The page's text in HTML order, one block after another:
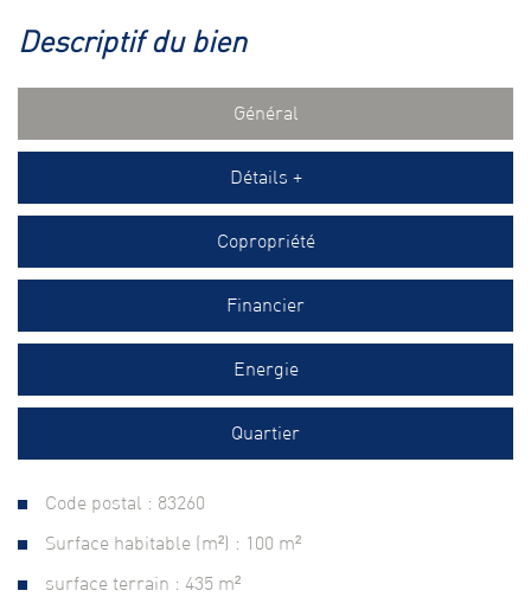
descriptif du bien
Général
Détails +
Copropriété
Financier
Energie
Quartier
Code postal : 83260
Surface habitable (m²) : 100 m²
surface terrain : 435 m²